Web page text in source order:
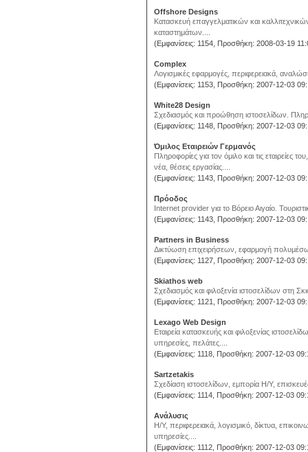
Offshore Designs
Κατασκευή επαγγελματικών και
καταστημάτων....
(Εμφανίσεις: 1154, Προσθήκη: 2008-03-19
Complex
Λογισμικές εφαρμογές, περιφερειακά,
(Εμφανίσεις: 1153, Προσθήκη: 2007-12-03
White28 Design
Σχεδιασμός και προώθηση ιστοσελίδων.
(Εμφανίσεις: 1148, Προσθήκη: 2007-12-03
Όμιλος Εταιρειών Γερμανός
Πληροφορίες για τον όμιλο και τις
νέα, θέσεις εργασίας....
(Εμφανίσεις: 1143, Προσθήκη: 2007-12-03
Πρόοδος
Internet provider για το Βόρειο Αιγαίο.
(Εμφανίσεις: 1143, Προσθήκη: 2007-12-03
Partners in Business
Δικτύωση επιχειρήσεων, εφαρμογή
(Εμφανίσεις: 1127, Προσθήκη: 2007-12-03
Skiathos web
Σχεδιασμός και φιλοξενία ιστοσελίδων στη
(Εμφανίσεις: 1121, Προσθήκη: 2007-12-03
Lexago Web Design
Εταιρεία κατασκευής και φιλοξενίας
υπηρεσίες, πελάτες....
(Εμφανίσεις: 1118, Προσθήκη: 2007-12-03
Sartzetakis
Σχεδίαση ιστοσελίδων, εμπορία Η/Υ,
(Εμφανίσεις: 1114, Προσθήκη: 2007-12-03
Ανάλυσις
Η/Υ, περιφερειακά, λογισμικό, δίκτυα,
υπηρεσίες....
(Εμφανίσεις: 1112, Προσθήκη: 2007-12-03